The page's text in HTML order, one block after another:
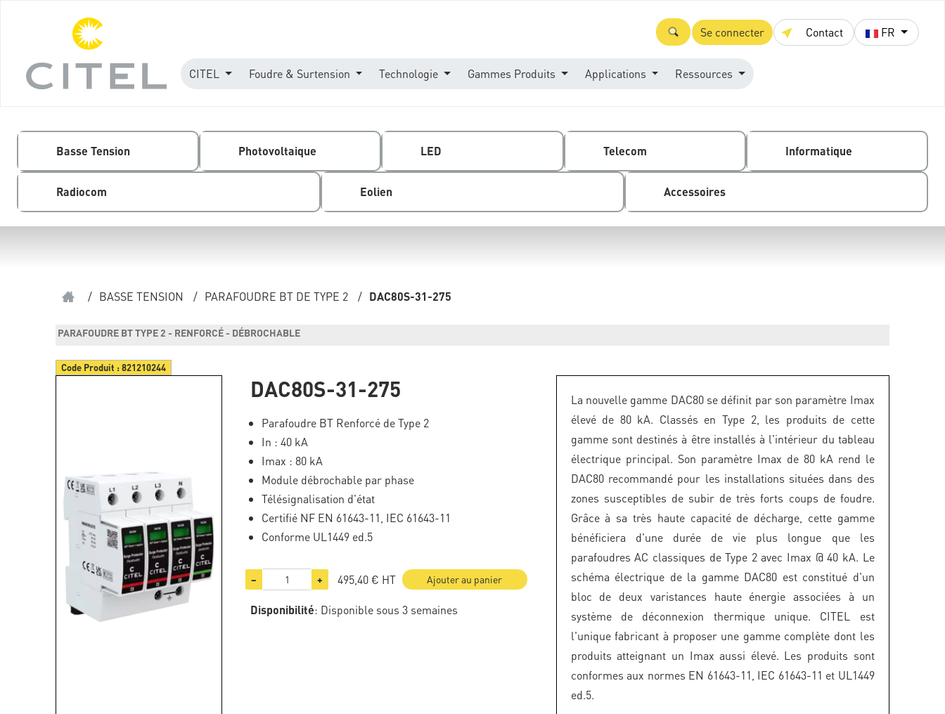
Se connecter Contact FR
CITEL Foudre & Surtension Technologie Gammes Produits Applications Ressources
Basse Tension Photovoltaique LED Telecom Informatique
Radiocom Eolien Accessoires
/ BASSE TENSION / PARAFOUDRE BT DE TYPE 2 / DAC80S-31-275
PARAFOUDRE BT TYPE 2 - RENFORCÉ - DÉBROCHABLE
Code Produit :821210244
DAC80S-31-275
Parafoudre BT Renforcé de Type 2
In : 40 kA
Imax : 80 kA
Module débrochable par phase
Télésignalisation d'état
Certifié NF EN 61643-11, IEC 61643-11
Conforme UL1449 ed.5
− + 495,40 € HT Ajouter au panier
Disponibilité: Disponible sous 3 semaines
La nouvelle gamme DAC80 se définit par son paramètre Imax
élevé de 80 kA. Classés en Type 2, les produits de cette
gamme sont destinés à être installés à l'intérieur du tableau
électrique principal. Son paramètre Imax de 80 kA rend le
DAC80 recommandé pour les installations situées dans des
zones susceptibles de subir de très forts coups de foudre.
Grâce à sa très haute capacité de décharge, cette gamme
bénéficiera d'une durée de vie plus longue que les
parafoudres AC classiques de Type 2 avec Imax @ 40 kA. Le
schéma électrique de la gamme DAC80 est constitué d'un
bloc de deux varistances haute énergie associées à un
système de déconnexion thermique unique. CITEL est
l'unique fabricant à proposer une gamme complète dont les
produits atteignant un Imax aussi élevé. Les produits sont
conformes aux normes EN 61643-11, IEC 61643-11 et UL1449
ed.5.